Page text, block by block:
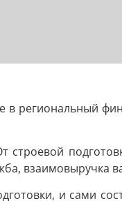
в региональный
строевой
взаимовыручка
и сами